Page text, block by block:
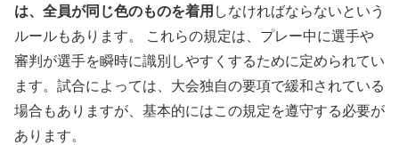
は、全員が同じ色のものを着用 しなければならないという
ルールもあります。 これらの規定は、プレー中に選手や
審判が選手を瞬時に識別しやすくするために定められてい
ます。試合によっては、大会独自の要項で緩和されている
場合もありますが、基本的にはこの規定を遵守する必要が
あります。